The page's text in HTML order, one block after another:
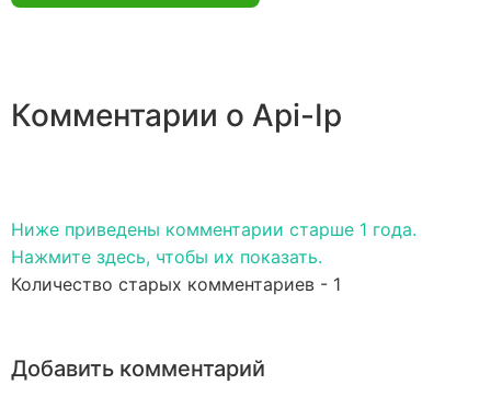
Комментарии о Api-Ip
Ниже приведены комментарии старше 1 года.
Нажмите здесь, чтобы их показать.
Количество старых комментариев - 1
Добавить комментарий